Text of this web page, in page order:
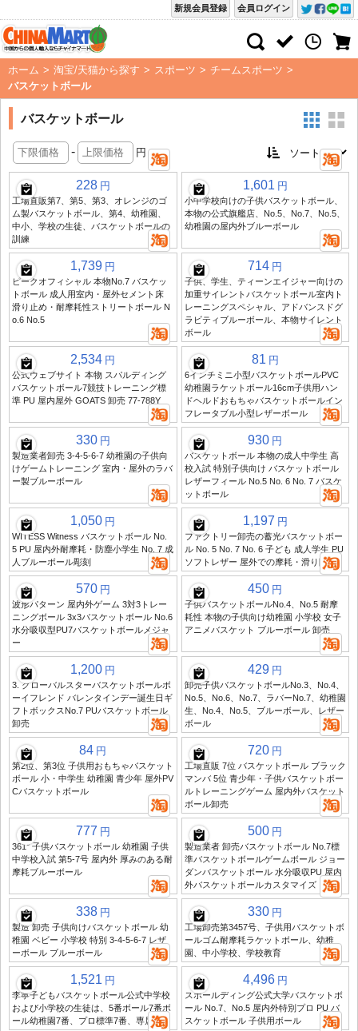
会員ログイン
新規会員登録
ホーム > 淘宝/天猫から探す > スポーツ > チームスポーツ >
バスケットボール
バスケットボール
- 円
228 円
工場直販第7、第5、第3、オレンジのゴ
ム製バスケットボール、第4、幼稚園、
中小、学校の生徒、バスケットボールの
訓練
1,601 円
小中学校向けの子供バスケットボール、
本物の公式旗艦店、No.5、No.7、No.5、
幼稚園の屋内外ブルーボール
1,739 円
ピークオフィシャル 本物No.7 バスケッ
トボール 成人用室内・屋外セメント床
滑り止め・耐摩耗性ストリートボール N
o.6 No.5
714 円
子供、学生、ティーンエイジャー向けの
加重サイレントバスケットボール室内ト
レーニングスペシャル、アドバンスドグ
ラビティブルーボール、本物サイレント
ボール
2,534 円
公式ウェブサイト 本物 スパルディング
バスケットボール7競技トレーニング標
準 PU 屋内屋外 GOATS 卸売 77-788Y
81 円
6インチミニ小型バスケットボールPVC
幼稚園ラケットボール16cm子供用ハン
ドヘルドおもちゃバスケットボールイン
フレータブル小型レザーボール
330 円
製造業者卸売 3-4-5-6-7 幼稚園の子供向
けゲームトレーニング 室内・屋外のラバ
ー製ブルーボール
930 円
バスケットボール 本物の成人中学生 高
校入試 特別子供向け バスケットボール
レザーフィール No.5 No. 6 No. 7 バスケ
ットボール
1,050 円
WITESS Witness バスケットボール No.
5 PU 屋内外耐摩耗・防塵小学生 No. 7 成
人ブルーボール彫刻
1,197 円
ファクトリー卸売の蓄光バスケットボー
ル No. 5 No. 7 No. 6 子ども 成人学生 PU
ソフトレザー 屋外での摩耗・滑り防止
570 円
波形パターン 屋内外ゲーム 3対3トレー
ニングボール 3x3バスケットボール No.6
水分吸収型PU7バスケットボールメジャ
ー
450 円
子供バスケットボールNo.4、No.5 耐摩
耗性 本物の子供向け幼稚園 小学校 女子
アニメバスケット ブルーボール 卸売
1,200 円
3. グローバルスターバスケットボールボ
ーイフレンド バレンタインデー誕生日ギ
フトボックスNo.7 PUバスケットボール
卸売
429 円
卸売子供バスケットボールNo.3、No.4、
No.5、No.6、No.7、ラバーNo.7、幼稚園
生、No.4、No.5、ブルーボール、レザー
ボール
84 円
第2位、第3位 子供用おもちゃバスケット
ボール 小・中学生 幼稚園 青少年 屋外PV
Cバスケットボール
720 円
工場直販 7位 バスケットボール ブラック
マンバ 5位 青少年・子供バスケットボー
ルトレーニングゲーム 屋内外バスケット
ボール卸売
777 円
361° 子供バスケットボール 幼稚園 子供
中学校入試 第5-7号 屋内外 厚みのある耐
摩耗ブルーボール
500 円
製造業者 卸売バスケットボール No.7標
準バスケットボールゲームボール ジョー
ダンバスケットボール 水分吸収PU 屋内
外バスケットボールカスタマイズ
338 円
製造 卸売 子供向けバスケットボール 幼
稚園 ベビー 小学校 特別 3-4-5-6-7 レザ
ーボール ブルーボール
330 円
工場卸売第3457号、子供用バスケットボ
ールゴム耐摩耗ラケットボール、幼稚
園、中小学校、学校教育
1,521 円
李寧子どもバスケットボール公式中学校
および小学校の生徒は、5番ボール7番ボ
ール幼稚園7番、プロ標準7番、専属
4,496 円
スポールディング公式大学バスケットボ
ール No.7、No.5 屋内外特別プロ PU バ
スケットボール 子供用ボール